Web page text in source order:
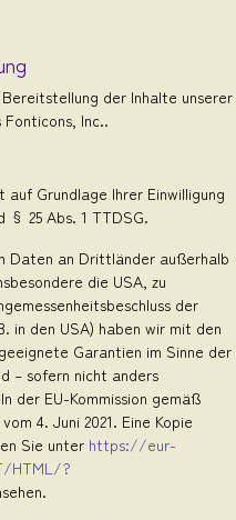
der Inhalte unserer
Inc..
Grundlage Ihrer Einwilligung
§ 25 Abs. 1 TTDSG.
Daten an Drittländer außerhalb
die USA, zu
der
in den USA) haben wir mit den
Garantien im Sinne der
– sofern nicht anders
der EU-Kommission gemäß
4. Juni 2021. Eine Kopie
Sie unter https://eur-
HTML/?